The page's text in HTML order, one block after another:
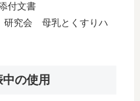
付文書
研究会 母乳とくすりハ
の使用